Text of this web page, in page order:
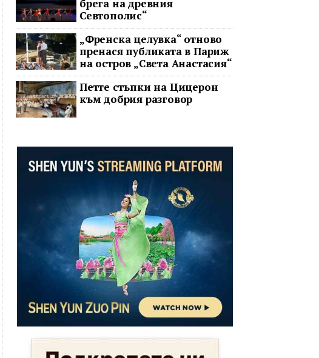
брега на древния
Севтополис“
„Френска целувка“ отново
пренася публиката в Париж
на остров „Света Анастасия“
Петте стъпки на Цицерон
към добрия разговор